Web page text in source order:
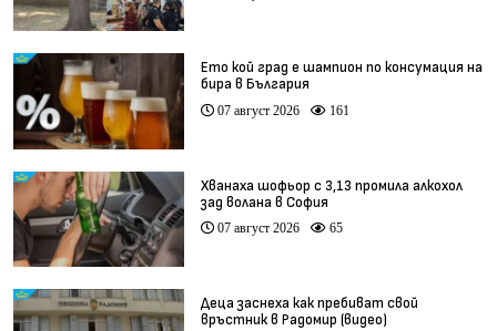
Ето кой град е шампион по консумация на
бира в България
07 август 2026 161
Хванаха шофьор с 3,13 промила алкохол
зад волана в София
07 август 2026 65
Деца заснеха как пребиват свой
връстник в Радомир (видео)